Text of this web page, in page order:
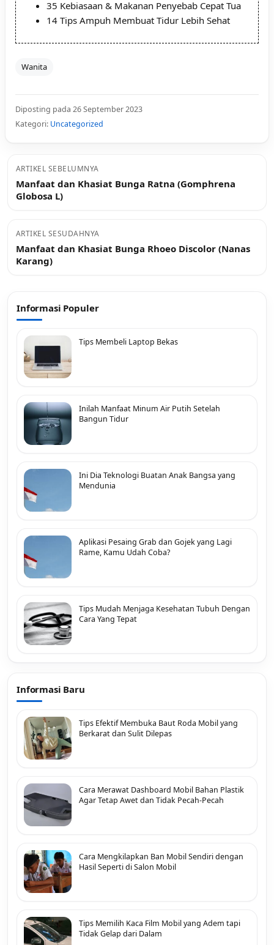
35 Kebiasaan & Makanan Penyebab Cepat Tua
14 Tips Ampuh Membuat Tidur Lebih Sehat
Wanita
Diposting pada 26 September 2023
Kategori: Uncategorized
ARTIKEL SEBELUMNYA
Manfaat dan Khasiat Bunga Ratna (Gomphrena
Globosa L)
ARTIKEL SESUDAHNYA
Manfaat dan Khasiat Bunga Rhoeo Discolor (Nanas
Karang)
Informasi Populer
Tips Membeli Laptop Bekas
Inilah Manfaat Minum Air Putih Setelah
Bangun Tidur
Ini Dia Teknologi Buatan Anak Bangsa yang
Mendunia
Aplikasi Pesaing Grab dan Gojek yang Lagi
Rame, Kamu Udah Coba?
Tips Mudah Menjaga Kesehatan Tubuh Dengan
Cara Yang Tepat
Informasi Baru
Tips Efektif Membuka Baut Roda Mobil yang
Berkarat dan Sulit Dilepas
Cara Merawat Dashboard Mobil Bahan Plastik
Agar Tetap Awet dan Tidak Pecah-Pecah
Cara Mengkilapkan Ban Mobil Sendiri dengan
Hasil Seperti di Salon Mobil
Tips Memilih Kaca Film Mobil yang Adem tapi
Tidak Gelap dari Dalam